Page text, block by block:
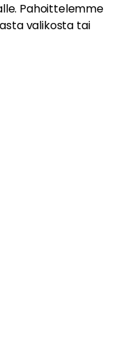
Pahoittelemme
valikosta tai